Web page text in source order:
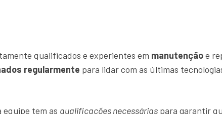
qualificados e experientes em manutençãoe
regularmente para lidar com as últimas
equipe tem as qualificações necessárias para garantir